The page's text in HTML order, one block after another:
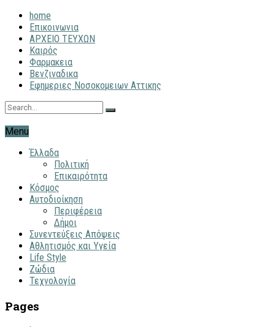
home
Επικοινωνια
ΑΡΧΕΙΟ ΤΕΥΧΩΝ
Καιρός
Φαρμακεια
Βενζιναδικα
Εφημεριες Νοσοκομειων Αττικης
Menu
Έλλαδα
Πολιτική
Επικαιρότητα
Κόσμος
Αυτοδιοίκηση
Περιφέρεια
Δήμοι
Συνεντεύξεις Απόψεις
Αθλητισμός και Υγεία
Life Style
Ζώδια
Τεχνολογία
Pages